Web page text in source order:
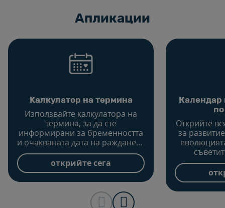
Aпликации
Kалкулатор на термина
Използвайте калкулатора на
термина, за да сте
информирани за бременността
и очакваната дата на раждането
и да научите какво трябва да
планирате за бъдещото си
бебе.
открийте сега
Календар
Открийте
за
щастлива